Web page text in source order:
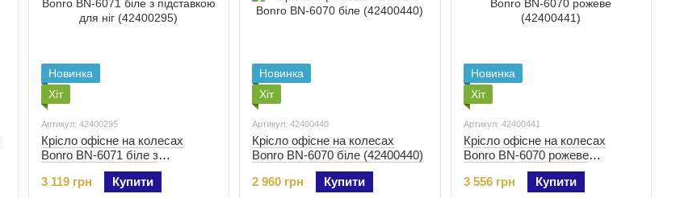
Новинка
Хіт
Артикул: 42400295
Крісло офісне на колесах
Bonro BN-6071 біле з
підставкою для ніг (42400295)
3 119 грн
Купити
Новинка
Хіт
Артикул: 42400440
Крісло офісне на колесах
Bonro BN-6070 біле (42400440)
2 960 грн
Купити
Новинка
Хіт
Артикул: 42400441
Крісло офісне на колесах
Bonro BN-6070 рожеве
3 556 грн
Купити